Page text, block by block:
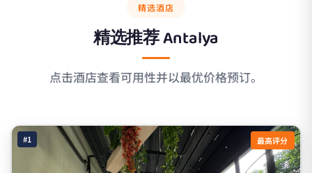
精选酒店
精选推荐Antalya
点击酒店查看可用性并以最优价格预订。
#1 最高评分